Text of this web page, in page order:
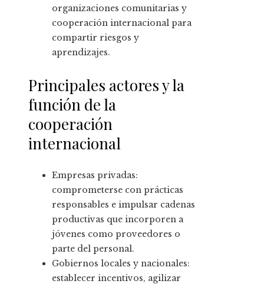
organizaciones comunitarias y
cooperación internacional para
compartir riesgos y
aprendizajes.
Principales actores y la
función de la
cooperación
internacional
Empresas privadas:
comprometerse con prácticas
responsables e impulsar cadenas
productivas que incorporen a
jóvenes como proveedores o
parte del personal.
Gobiernos locales y nacionales:
establecer incentivos, agilizar